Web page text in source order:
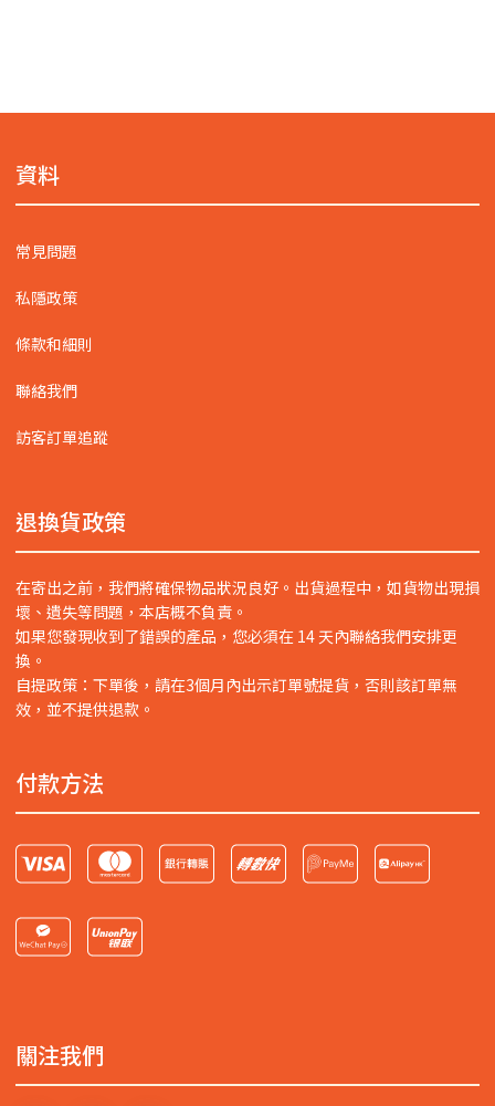
資料
常見問題
私隱政策
條款和細則
聯絡我們
訪客訂單追蹤
退換貨政策
在寄出之前，我們將確保物品狀況良好。出貨過程中，如貨物出現損
壞、遺失等問題，本店概不負責。
如果您發現收到了錯誤的產品，您必須在 14 天內聯絡我們安排更
換。
自提政策：下單後，請在3個月內出示訂單號提貨，否則該訂單無
效，並不提供退款。
付款方法
關注我們